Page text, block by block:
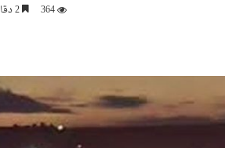
364 2 دقائق